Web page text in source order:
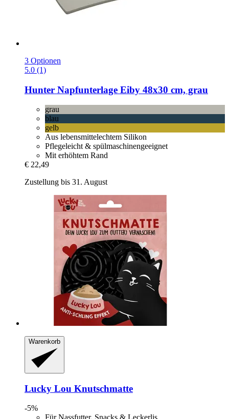
3 Optionen
5.0 (1)
Hunter Napfunterlage Eiby 48x30 cm, grau
grau
blau
gelb
Aus lebensmittelechtem Silikon
Pflegeleicht & spülmaschinengeeignet
Mit erhöhtem Rand
€ 22,49
Zustellung bis 31. August
Warenkorb
Lucky Lou Knutschmatte
-5%